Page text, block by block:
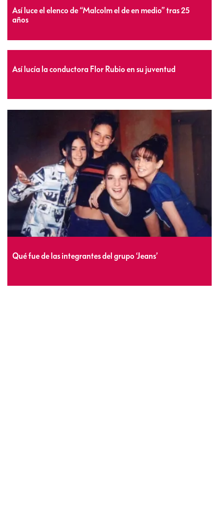
Así luce el elenco de “Malcolm el de en medio” tras 25
años
Así lucía la conductora Flor Rubio en su juventud
Qué fue de las integrantes del grupo ‘Jeans’